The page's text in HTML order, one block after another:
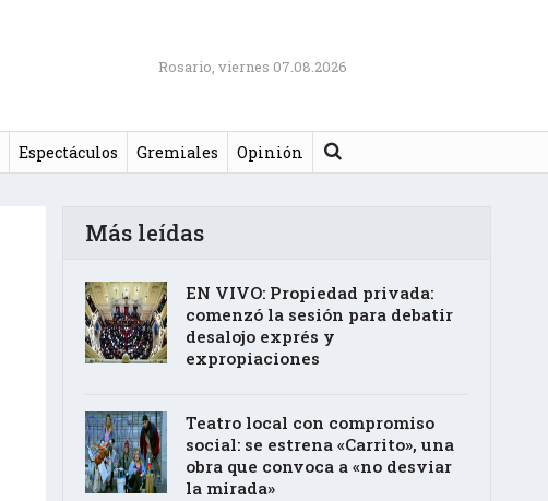
Rosario, viernes 07.08.2026
Espectáculos Gremiales Opinión Buscar
Más leídas
EN VIVO: Propiedad privada:
comenzó la sesión para debatir
desalojo exprés y
expropiaciones
Teatro local con compromiso
social: se estrena «Carrito», una
obra que convoca a «no desviar
la mirada»